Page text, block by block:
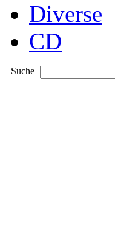
Diverse
CD
Suche